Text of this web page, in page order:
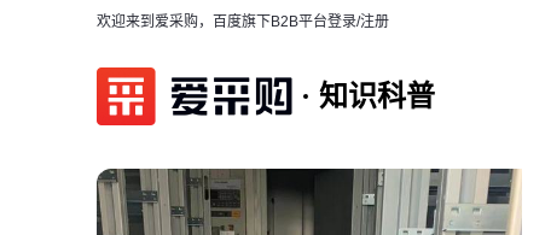
欢迎来到爱采购，百度旗下B2B平台登录/注册
知识科普